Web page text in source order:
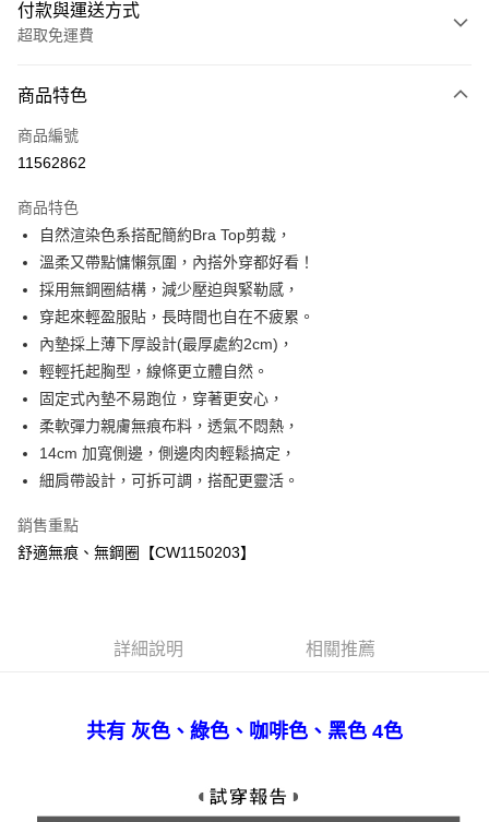
付款與運送方式
超取免運費
信用卡一次付款
超商取貨付款
Apple Pay
ATM付款
運送方式
免運費
付款後全家取貨
免運費
免運費
商品特色
商品編號
11562862
商品特色
自然渲染色系搭配簡約Bra Top剪裁，
溫柔又帶點慵懶氛圍，內搭外穿都好看！
採用無鋼圈結構，減少壓迫與緊勒感，
穿起來輕盈服貼，長時間也自在不疲累。
內墊採上薄下厚設計(最厚處約2cm)，
輕輕托起胸型，線條更立體自然。
固定式內墊不易跑位，穿著更安心，
柔軟彈力親膚無痕布料，透氣不悶熱，
14cm 加寬側邊，側邊肉肉輕鬆搞定，
細肩帶設計，可拆可調，搭配更靈活。
銷售重點
舒適無痕、無鋼圈【CW1150203】
詳細說明 相關推薦
共有 灰色、綠色、咖啡色、黑色 4色